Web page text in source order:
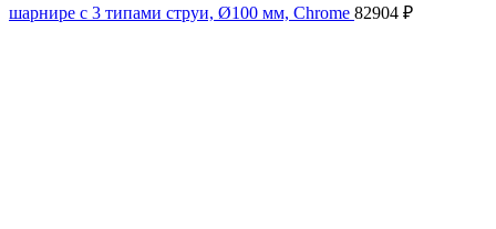
шарнире с 3 типами струи, Ø100 мм, Chrome 82904 ₽